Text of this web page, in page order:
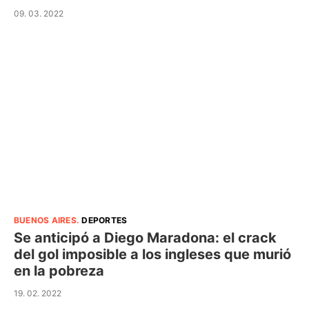
09. 03. 2022
BUENOS AIRES.DEPORTES
Se anticipó a Diego Maradona: el crack
del gol imposible a los ingleses que murió
en la pobreza
19. 02. 2022